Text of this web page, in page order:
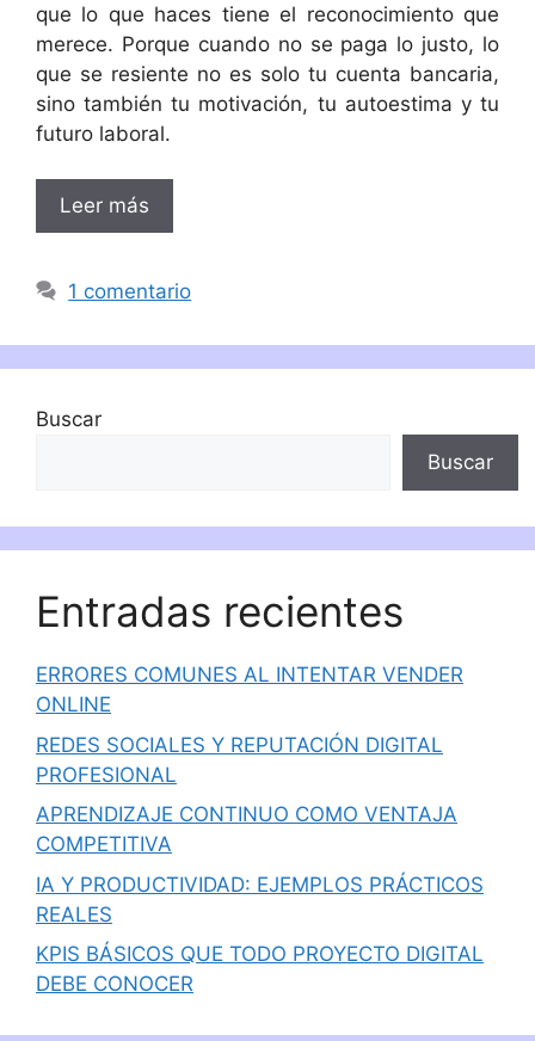
que lo que haces tiene el reconocimiento que
merece. Porque cuando no se paga lo justo, lo
que se resiente no es solo tu cuenta bancaria,
sino también tu motivación, tu autoestima y tu
futuro laboral.
Leer más
1 comentario
Buscar
Buscar
Entradas recientes
ERRORES COMUNES AL INTENTAR VENDER
ONLINE
REDES SOCIALES Y REPUTACIÓN DIGITAL
PROFESIONAL
APRENDIZAJE CONTINUO COMO VENTAJA
COMPETITIVA
IA Y PRODUCTIVIDAD: EJEMPLOS PRÁCTICOS
REALES
KPIS BÁSICOS QUE TODO PROYECTO DIGITAL
DEBE CONOCER